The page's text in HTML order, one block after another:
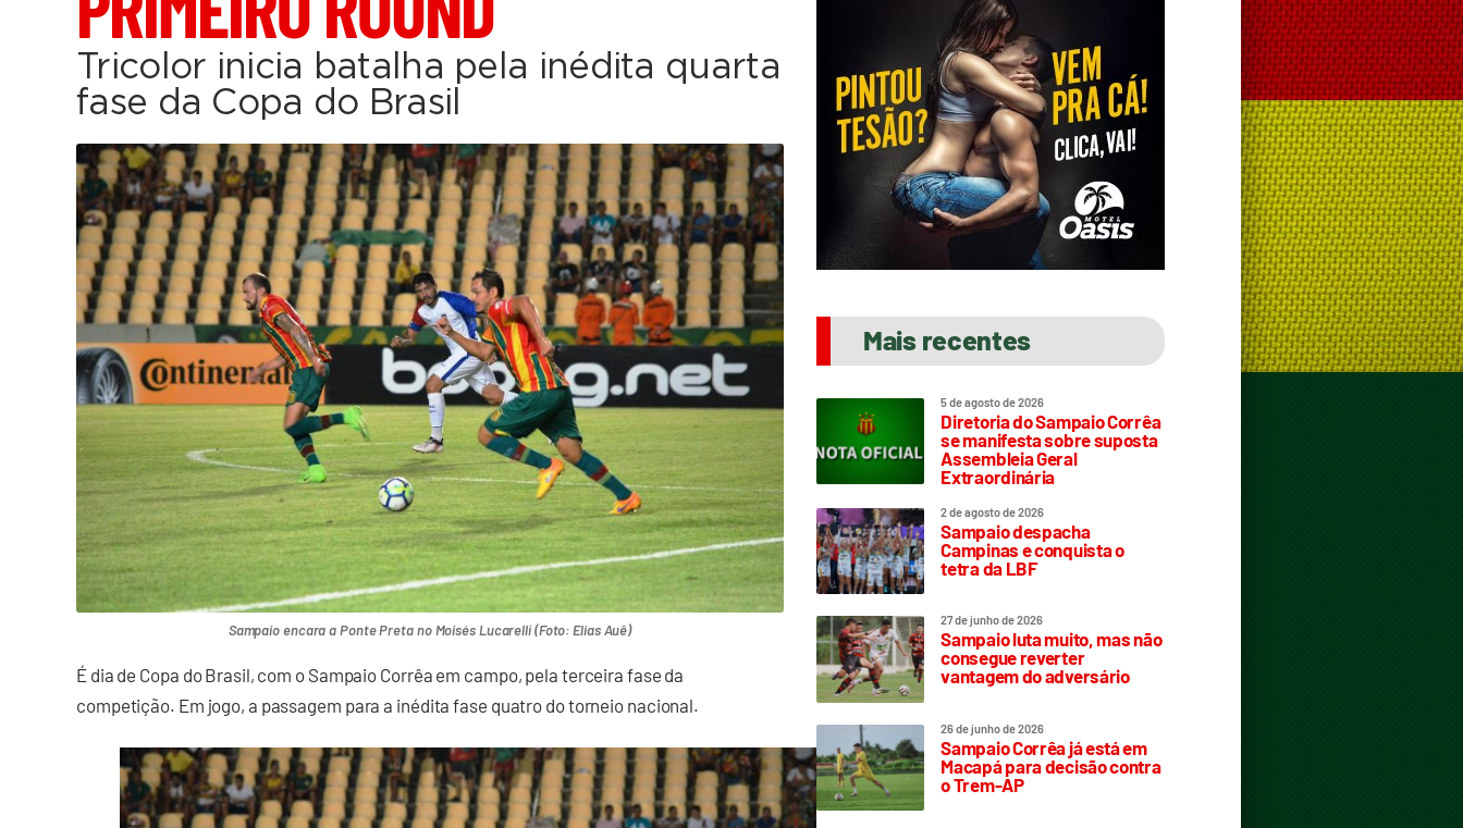
Tricolor inicia batalha pela inédita quarta
fase da Copa do Brasil
Sampaio encara a Ponte Preta no Moisés Lucarelli (Foto: Elias Auê)
É dia de Copa do Brasil, com o Sampaio Corrêa em campo, pela terceira fase da
competição. Em jogo, a passagem para a inédita fase quatro do torneio nacional.
Mais recentes
5 de agosto de 2026
Diretoria do Sampaio Corrêa
se manifesta sobre suposta
Assembleia Geral
Extraordinária
2 de agosto de 2026
Sampaio despacha
Campinas e conquista o
tetra da LBF
27 de junho de 2026
Sampaio luta muito, mas não
consegue reverter
vantagem do adversário
26 de junho de 2026
Sampaio Corrêa já está em
Macapá para decisão contra
o Trem-AP